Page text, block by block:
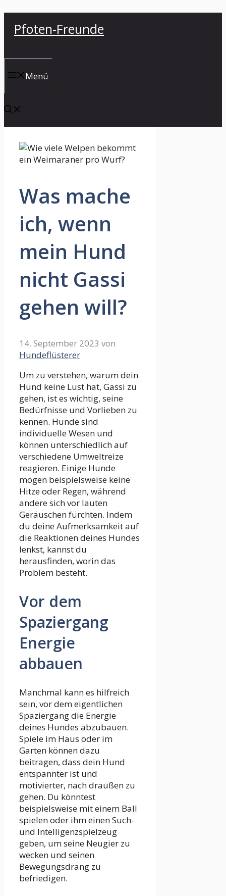
Inhalt
Pfoten-Freunde
Menü
Was mache
ich, wenn
mein Hund
nicht Gassi
gehen will?
14. September 2023 von
Hundeflüsterer
Um zu verstehen, warum dein
Hund keine Lust hat, Gassi zu
gehen, ist es wichtig, seine
Bedürfnisse und Vorlieben zu
kennen. Hunde sind
individuelle Wesen und
können unterschiedlich auf
verschiedene Umweltreize
reagieren. Einige Hunde
mögen beispielsweise keine
Hitze oder Regen, während
andere sich vor lauten
Geräuschen fürchten. Indem
du deine Aufmerksamkeit auf
die Reaktionen deines Hundes
lenkst, kannst du
herausfinden, worin das
Problem besteht.
Vor dem
Spaziergang
Energie
abbauen
Manchmal kann es hilfreich
sein, vor dem eigentlichen
Spaziergang die Energie
deines Hundes abzubauen.
Spiele im Haus oder im
Garten können dazu
beitragen, dass dein Hund
entspannter ist und
motivierter, nach draußen zu
gehen. Du könntest
beispielsweise mit einem Ball
spielen oder ihm einen Such-
und Intelligenzspielzeug
geben, um seine Neugier zu
wecken und seinen
Bewegungsdrang zu
befriedigen.